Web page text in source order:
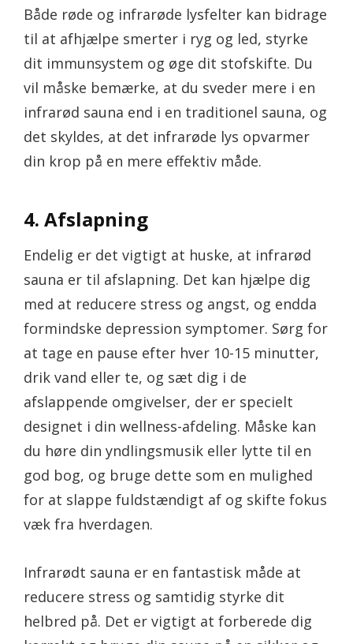
Både røde og infrarøde lysfelter kan bidrage
til at afhjælpe smerter i ryg og led, styrke
dit immunsystem og øge dit stofskifte. Du
vil måske bemærke, at du sveder mere i en
infrarød sauna end i en traditionel sauna, og
det skyldes, at det infrarøde lys opvarmer
din krop på en mere effektiv måde.
4. Afslapning
Endelig er det vigtigt at huske, at infrarød
sauna er til afslapning. Det kan hjælpe dig
med at reducere stress og angst, og endda
formindske depression symptomer. Sørg for
at tage en pause efter hver 10-15 minutter,
drik vand eller te, og sæt dig i de
afslappende omgivelser, der er specielt
designet i din wellness-afdeling. Måske kan
du høre din yndlingsmusik eller lytte til en
god bog, og bruge dette som en mulighed
for at slappe fuldstændigt af og skifte fokus
væk fra hverdagen.
Infrarødt sauna er en fantastisk måde at
reducere stress og samtidig styrke dit
helbred på. Det er vigtigt at forberede dig